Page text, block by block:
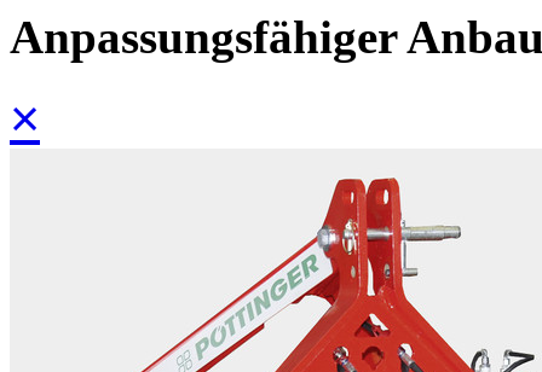
Anpassungsfähiger
×